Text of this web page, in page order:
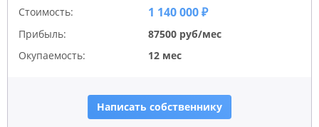
Стоимость: 1 140 000 ₽
Прибыль:
87500 руб/мес
Окупаемость:
12 мес
Написать собственнику